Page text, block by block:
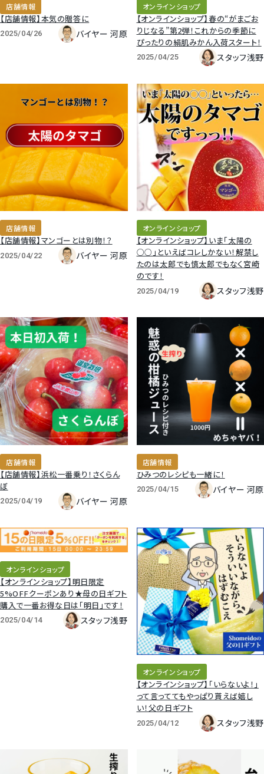
幸水梨ロイヤル
シャインマスカット
神紅ぶどう
ナガノパープル
1房からOK！ぶどう狩り
宮崎産パパイヤ
すいか
マスクメロンと季節のフルーツ詰合せ
店舗情報
【店舗情報】本気の贈答に
2025/04/26 バイヤー 河原
オンラインショップ
【オンラインショップ】春の“がまごお
りじなる”第2弾！これからの季節に
ぴったりの絹肌みかん入荷スタート！
2025/04/25 スタッフ浅野
店舗情報
【店舗情報】マンゴーとは別物！？
2025/04/22 バイヤー 河原
オンラインショップ
【オンラインショップ】いま「太陽の
○○」といえばコレしかない！解禁し
たのは太郎でも慎太郎でもなく宮崎
のです！
2025/04/19 スタッフ浅野
店舗情報
【店舗情報】浜松一番乗り！さくらん
ぼ
2025/04/19 バイヤー 河原
店舗情報
ひみつのレシピも一緒に！
2025/04/15 バイヤー 河原
オンラインショップ
【オンラインショップ】明日限定
5%OFFクーポンあり★母の日ギフト
購入で一番お得な日は「明日」です！
2025/04/14 スタッフ浅野
オンラインショップ
【オンラインショップ】「いらないよ！」
って言っててもやっぱり貰えば嬉し
い！父の日ギフト
2025/04/12 スタッフ浅野